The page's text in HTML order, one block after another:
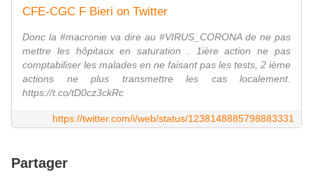
CFE-CGC F Bieri on Twitter
Donc la #macronie va dire au #VIRUS_CORONA de ne pas
mettre les hôpitaux en saturation . 1ière action ne pas
comptabiliser les malades en ne faisant pas les tests, 2 ième
actions ne plus transmettre les cas localement.
https://t.co/tD0cz3ckRc
https://twitter.com/i/web/status/1238148885798883331
Partager